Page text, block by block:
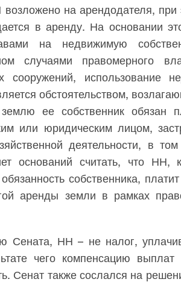
возложено на арендодателя, при
в аренду. На основании
на недвижимую
случаями правомерного
сооружений, использование
обстоятельством,
ее собственник обязан
или юридическим лицом,
деятельности, в том
оснований считать, что НН,
собственника,
аренды земли в рамках
Сената, НН – не налог,
чего компенсацию
Сенат также сослался на